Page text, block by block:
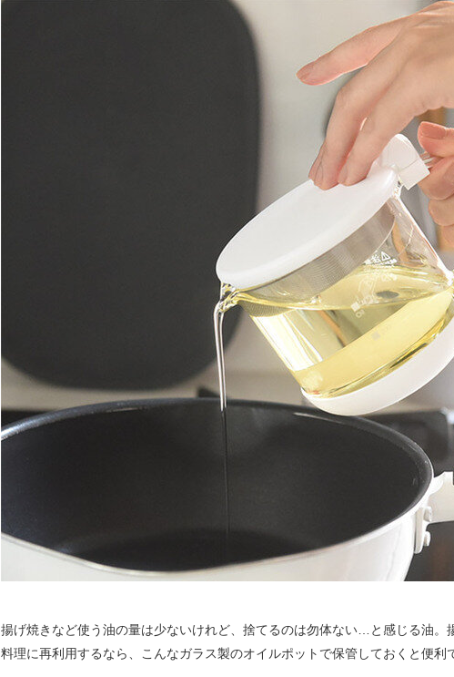
揚げ焼きなど使う油の量は少ないけれど、捨てるのは勿体ない…と感じる油。
料理に再利用するなら、こんなガラス製のオイルポットで保管しておくと便利